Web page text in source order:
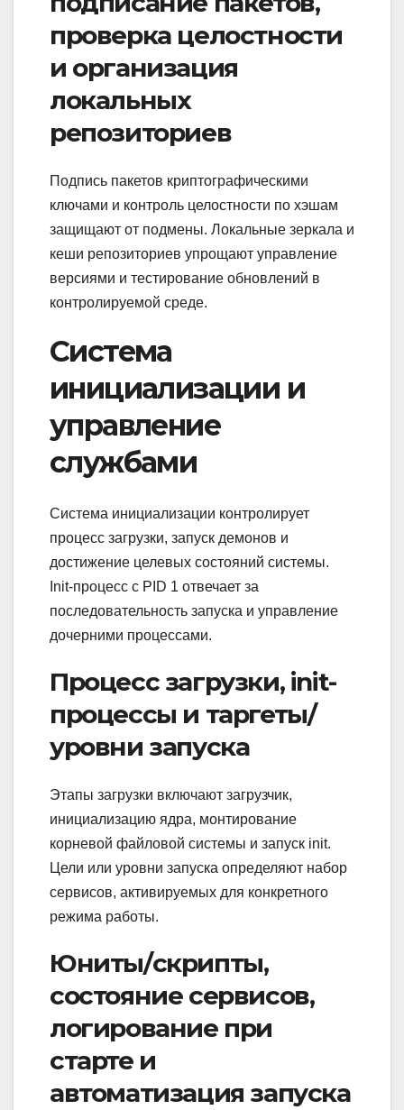
проверка целостности
и организация
локальных
репозиториев
Подпись пакетов криптографическими
ключами и контроль целостности по хэшам
защищают от подмены. Локальные зеркала и
кеши репозиториев упрощают управление
версиями и тестирование обновлений в
контролируемой среде.
Система
инициализации и
управление
службами
Система инициализации контролирует
процесс загрузки, запуск демонов и
достижение целевых состояний системы.
Init-процесс с PID 1 отвечает за
последовательность запуска и управление
дочерними процессами.
Процесс загрузки, init-
процессы и таргеты/
уровни запуска
Этапы загрузки включают загрузчик,
инициализацию ядра, монтирование
корневой файловой системы и запуск init.
Цели или уровни запуска определяют набор
сервисов, активируемых для конкретного
режима работы.
Юниты/скрипты,
состояние сервисов,
логирование при
старте и
автоматизация запуска